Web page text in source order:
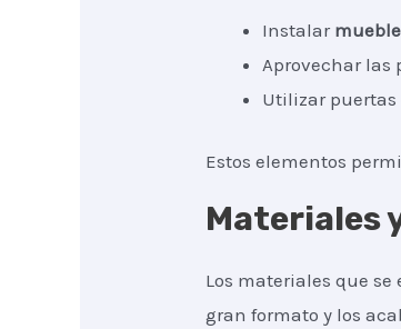
Instalar
Aprovechar las
Utilizar puertas
Estos elementos
Materiales
Los materiales que
gran formato y los